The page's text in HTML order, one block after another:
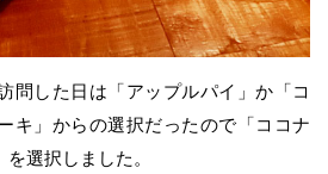
問した日は「アップルパイ」か「コ
キ」からの選択だったので「ココナ
選択しました。